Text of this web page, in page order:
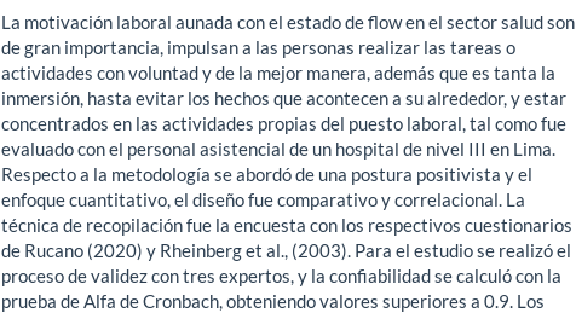
La motivación laboral aunada con el estado de flow en el sector salud son
de gran importancia, impulsan a las personas realizar las tareas o
actividades con voluntad y de la mejor manera, además que es tanta la
inmersión, hasta evitar los hechos que acontecen a su alrededor, y estar
concentrados en las actividades propias del puesto laboral, tal como fue
evaluado con el personal asistencial de un hospital de nivel III en Lima.
Respecto a la metodología se abordó de una postura positivista y el
enfoque cuantitativo, el diseño fue comparativo y correlacional. La
técnica de recopilación fue la encuesta con los respectivos cuestionarios
de Rucano (2020) y Rheinberg et al., (2003). Para el estudio se realizó el
proceso de validez con tres expertos, y la confiabilidad se calculó con la
prueba de Alfa de Cronbach, obteniendo valores superiores a 0.9. Los